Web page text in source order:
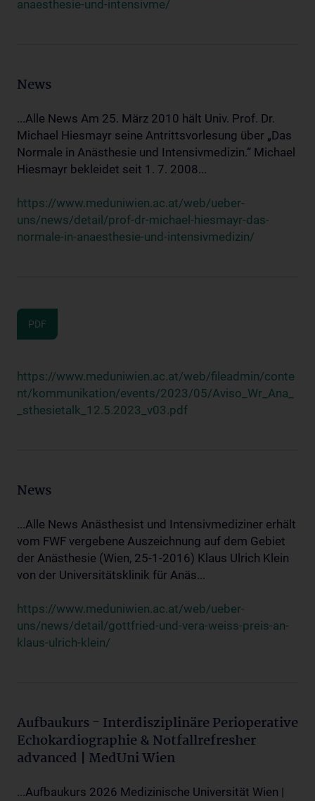
anaesthesie-und-intensivme/
News
...Alle News Am 25. März 2010 hält Univ. Prof. Dr.
Michael Hiesmayr seine Antrittsvorlesung über „Das
Normale in Anästhesie und Intensivmedizin.“ Michael
Hiesmayr bekleidet seit 1. 7. 2008...
https://www.meduniwien.ac.at/web/ueber-
uns/news/detail/prof-dr-michael-hiesmayr-das-
normale-in-anaesthesie-und-intensivmedizin/
PDF
https://www.meduniwien.ac.at/web/fileadmin/conte
nt/kommunikation/events/2023/05/Aviso_Wr_Ana_
_sthesietalk_12.5.2023_v03.pdf
News
...Alle News Anästhesist und Intensivmediziner erhält
vom FWF vergebene Auszeichnung auf dem Gebiet
der Anästhesie (Wien, 25-1-2016) Klaus Ulrich Klein
von der Universitätsklinik für Anäs...
https://www.meduniwien.ac.at/web/ueber-
uns/news/detail/gottfried-und-vera-weiss-preis-an-
klaus-ulrich-klein/
Aufbaukurs - Interdisziplinäre Perioperative
Echokardiographie & Notfallrefresher
advanced | MedUni Wien
...Aufbaukurs 2026 Medizinische Universität Wien |